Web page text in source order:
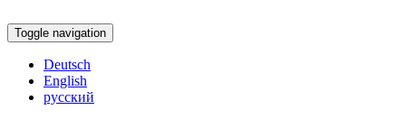
Toggle navigation
Deutsch
English
русский